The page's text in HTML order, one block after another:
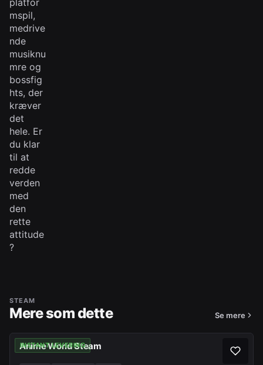
platfor
mspil,
medrive
nde
musiknu
mre og
bossfig
hts, der
kræver
det
hele. Er
du klar
til at
redde
verden
med
den
rette
attitude
?
STEAM
Mere som dette Se mere
INSTANT LEVERING
Anime World Steam